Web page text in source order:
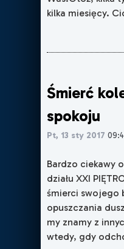
kilka miesięcy.
Śmierć
spokoju
Pt, 13 sty 2017
Bardzo ciekawy
działu XXI
śmierci swojego
opuszczania
my znamy z
wtedy, gdy